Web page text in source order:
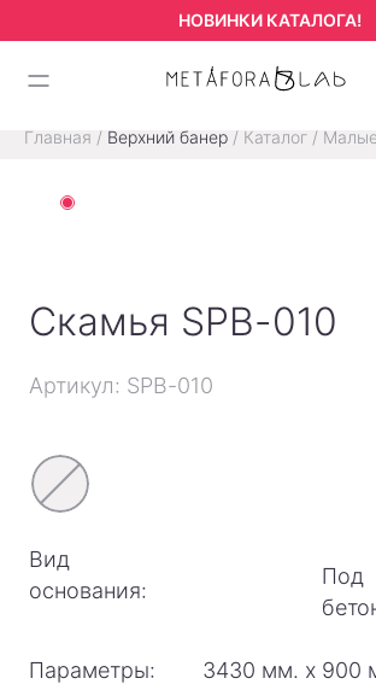
НОВИНКИ КАТАЛОГА!
Главная / Верхний банер / Каталог /
Скамья SPB-010
Артикул: SPB-010
Вид
основания:
Под
Параметры: 3430 мм. х 900